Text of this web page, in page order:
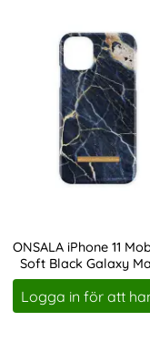
ONSALA iPhone 11
Soft Black Galaxy
Art. nr 207705
Logga in för att